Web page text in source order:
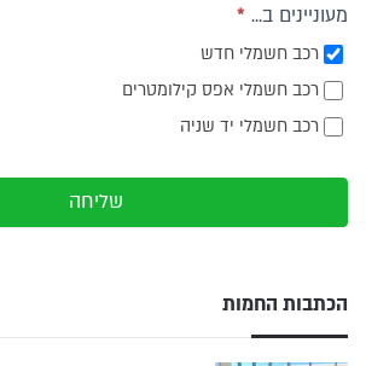
מעוניינים ב... *
רכב חשמלי חדש
רכב חשמלי אפס קילומטרים
רכב חשמלי יד שניה
שליחה
הכתבות החמות